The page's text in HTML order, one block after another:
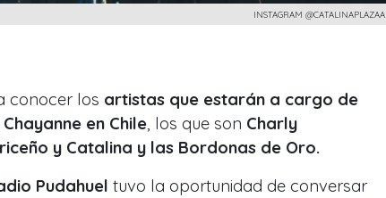
INSTAGRAM @CATALINAPLAZAA
conocer los artistas que estarán a cargo de
en Chile , los que son Charly
y Catalina y las Bordonas de Oro.
Pudahuel tuvo la oportunidad de conversar